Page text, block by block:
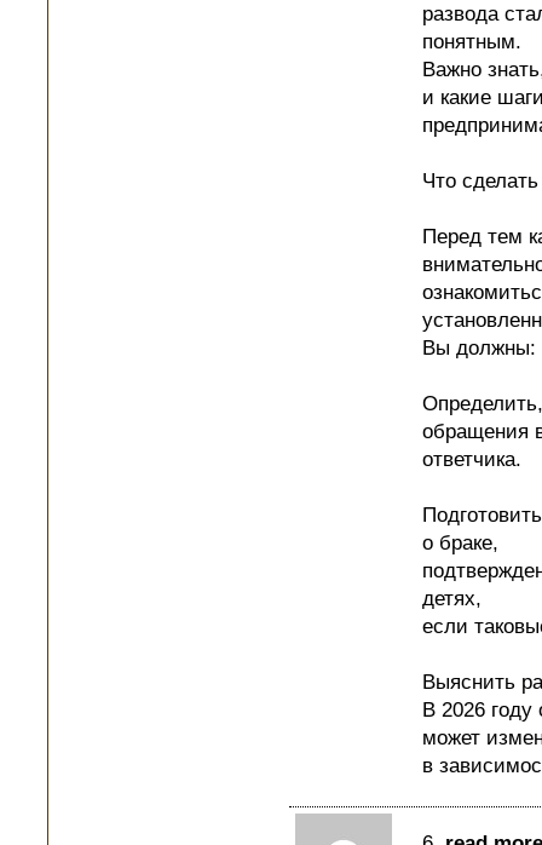
развода
понятным.
Важно
и какие
Что
Перед тем
Вы должны:
обращения
ответчика.
о браке,
детях,
если
Выяснить
В 2026 году
может
в